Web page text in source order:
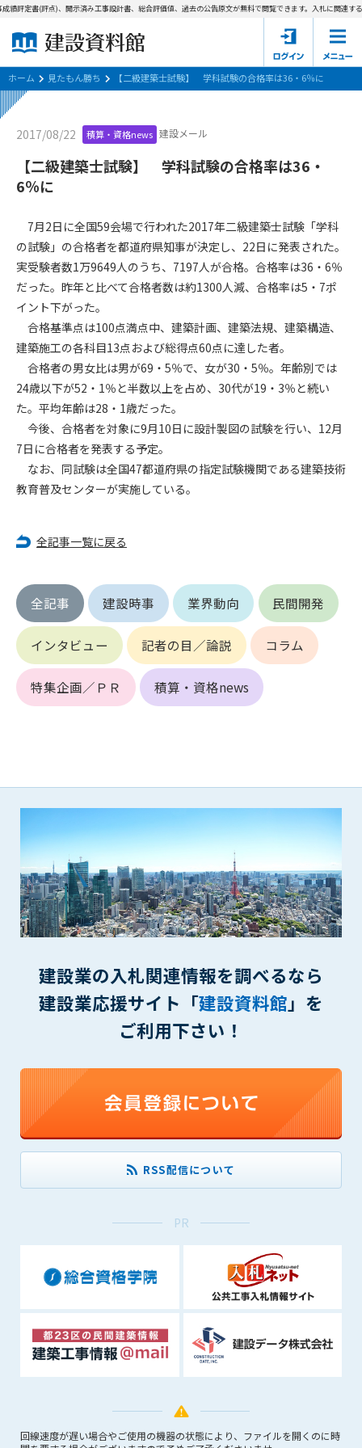
建設資料館とは
会員登録について
サポーター会員一覧
会員規約
評定書(評点)、開示済み工事設計書、総合評価値、過去の公告原文が無料で閲覧できます。入札に関連する
ホーム 見たもん勝ち 【二級建築士試験】 学科試験の合格率は36・6％に
2017/08/22 積算・資格news 建設メール
【二級建築士試験】 学科試験の合格率は36・
6％に
7月2日に全国59会場で行われた2017年二級建築士試験「学科
の試験」の合格者を都道府県知事が決定し、22日に発表された。
実受験者数1万9649人のうち、7197人が合格。合格率は36・6％
だった。昨年と比べて合格者数は約1300人減、合格率は5・7ポ
イント下がった。
合格基準点は100点満点中、建築計画、建築法規、建築構造、
建築施工の各科目13点および総得点60点に達した者。
合格者の男女比は男が69・5％で、女が30・5％。年齢別では
24歳以下が52・1％と半数以上を占め、30代が19・3％と続い
た。平均年齢は28・1歳だった。
今後、合格者を対象に9月10日に設計製図の試験を行い、12月
7日に合格者を発表する予定。
なお、同試験は全国47都道府県の指定試験機関である建築技術
教育普及センターが実施している。
全記事一覧に戻る
全記事 建設時事 業界動向 民間開発
インタビュー 記者の目／論説 コラム
特集企画／ＰＲ 積算・資格news
建設業の入札関連情報を調べるなら
建設業応援サイト「建設資料館」を
ご利用下さい！
RSS配信について
PR
回線速度が遅い場合やご使用の機器の状態により、ファイルを開くのに時
パスワードの再発行
第1条（規約の目的）
会員サービスの利用条件等について定めるものです。
2. 管理者が建設資料館WEB上で随時掲載するルールは本規約の
一部を構成するものとします。
第2条（規約の変更）
本規約は、会員の了承を得ることなく、随時変更されることが
あります。変更内容は、建設資料館WEB上に表示した時点で直
ちに全ての会員が了承したものとみなします。
第4条（会員審査および資格の取り消し）
会員とは、本規約を承諾の上、所定の会員申込手続きを完了
後、管理者がこれを承認した者をいいます。
第4条（会員の定義と登録）
1. 管理者は前条により審査の結果、会員申込みをした者が以下
(1) 会員申し込みをした者が実在しなかった場合
(4) 会員申込者が管理者所定の手続き通りに会員申込手続き処
理を行わなかった場合
(5) その他管理者が会員とすることを不適当と判断した場合
2. 管理者は承認後であっても承認した会員が前項の何れかに該
当することが判明した場合、会員資格を取り消すことがあり
ます。
3. 会員は、IDおよびパスワードの管理不十分、使用上の過誤、
第三者（他の会員を含む）の使用等による損害について責任
を負うものとし、管理者は一切責任を負いません。
第6条（会員の禁止事項）
1. 会員は建設資料館WEB上で以下の行為をしないものとしま
(1) 第三者または管理者の著作権、その他知的所有権を侵害す
る行為
(2) 第三者または管理者の財産、プライバシー等を侵害する行
(3) 第三者または管理者を誹謗中傷する行為
(5) 第三者に不利益を与える行為
(6) 管理者が承認していない営利を目的とした行為
(7) 公序良俗に反する行為
(9) その他、法律に反する行為
(10) 建設資料館から知り得た情報及びダウンロードした情報
を、営利を目的として第三者に転売し、または転売のため
第7条（登録内容の削除）
管理者は、会員が登録した内容が以下に該当する、またはその
恐れのあるものは、会員の承諾なく削除できるものとします。
(1) 登録されている情報が、第6条の定める禁止事項に該当する
と管理者が、判断した場合
(2) 建設資料館の運営および保守管理上、必要と判断した場合
(3) 広告掲載料金の支払が遅延した場合
第8条（サービスの変更・中止等）
廃止を含み)し、本サービスの運営を中止または廃止することが